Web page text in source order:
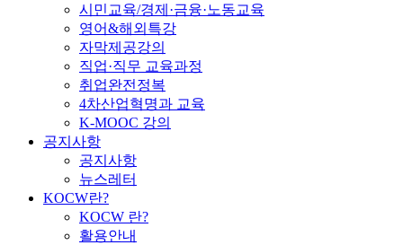
시민교육/경제·금융·노동교육
영어&해외특강
자막제공강의
직업·직무 교육과정
취업완전정복
4차산업혁명과 교육
K-MOOC 강의
공지사항
공지사항
뉴스레터
KOCW란?
KOCW 란?
활용안내